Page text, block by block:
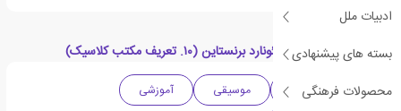
ادبیات ملل
بسته های پیشنهادی
محصولات فرهنگی
دسته بندی های فیلم لئونارد برنستاین (۱۰. تعریف مکتب کلاسیک)
صوتی و تصویری موسیقی
آموزشی